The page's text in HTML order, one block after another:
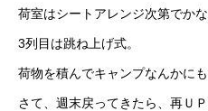
会社概要
沿革
クロちゃんの独り言
荷室はシートアレンジ次第でか
3列目は跳ね上げ式。
荷物を積んでキャンプなんかに
さて、週末戻ってきたら、再Ｕ